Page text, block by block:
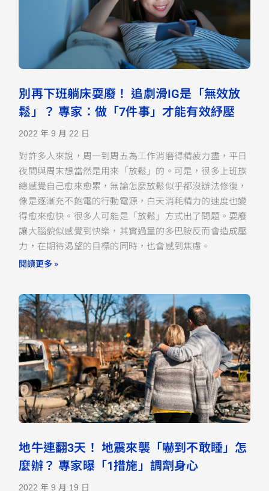
別再下班躺床耍廢！ 追劇滑IG是「無效放
鬆」？ 專家：做「7件事」才能有效紓壓
2022 年 9 月 22 日
對許多人來說，周一到周五為工作消磨得精疲力盡，平日
夜間與周末想當然是用來「放鬆」的。可是，很多上班族
總感覺自己愈來愈累，無論怎麼放鬆似乎都沒辦法修復，
像是逐漸充不飽電的行動電源，白天消耗精力的速度也變
得愈來愈快。很多人可能是「放鬆」方式出了問題。耍廢
讓大腦貌似感覺到快樂，其實過量的多巴胺反而會造成壓
力，在期待渴望的目標的同時，也會感到焦慮。
閱讀更多 »
地牛連翻3天！ 地震來襲「嚇到不敢睡」怎
麼辦？ 專家曝「1措施」調劑身心
2022 年 9 月 19 日